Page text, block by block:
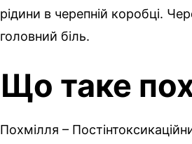
рідини в черепній коробці.
головний біль.
Що таке
Похмілля –